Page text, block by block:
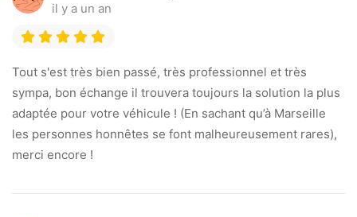
il y a un an
Tout s'est très bien passé, très professionnel et très
sympa, bon échange il trouvera toujours la solution la plus
adaptée pour votre véhicule ! (En sachant qu’à Marseille
les personnes honnêtes se font malheureusement rares),
merci encore !